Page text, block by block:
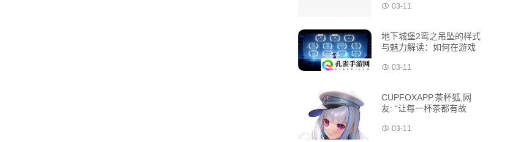
03-11
地下城堡2鸾之吊坠的样式
与魅力解读：如何在游戏
03-11
CUPFOXAPP.茶杯狐,网
友: “让每一杯茶都有故
03-11